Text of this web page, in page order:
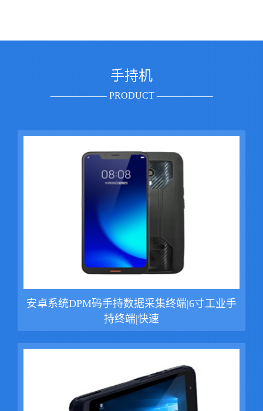
手持机
—————— PRODUCT ——————
安卓系统DPM码手持数据采集终端|6寸工业手
持终端|快速